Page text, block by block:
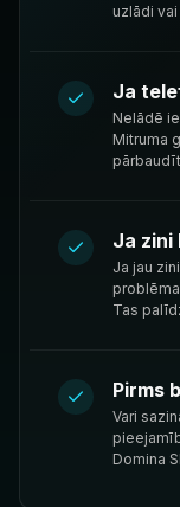
uzlādi
Ja
Nelādē
Mitruma
Ja zini
Ja jau
Tas
Pirms
Vari
Domina